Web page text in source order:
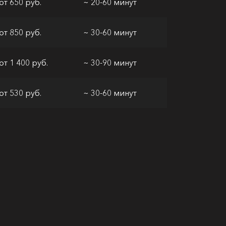
650 руб. ~ 20-60 минут
850 руб. ~ 30-60 минут
1 400 руб. ~ 30-90 минут
530 руб. ~ 30-60 минут